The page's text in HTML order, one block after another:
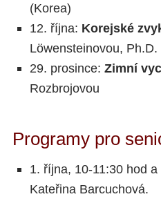
(Korea)
12. října: Korejské
Löwensteinovou, Ph.D.
29. prosince: Zimní
Rozbrojovou
Programy pro
1. října, 10-11:30 hod
Kateřina Barcuchová.